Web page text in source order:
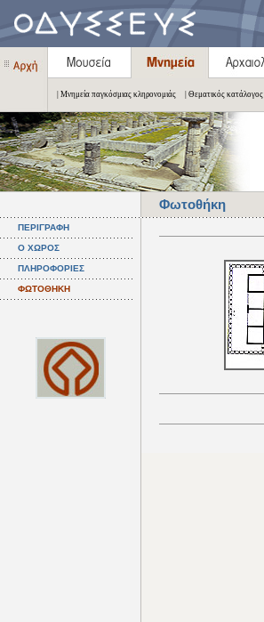
| Μνημεία παγκόσμιας κληρονομιάς | Θεματικός κατάλογος
Φωτοθήκη
ΠΕΡΙΓΡΑΦΗ
Ο ΧΩΡΟΣ
ΠΛΗΡΟΦΟΡΙΕΣ
ΦΩΤΟΘΗΚΗ